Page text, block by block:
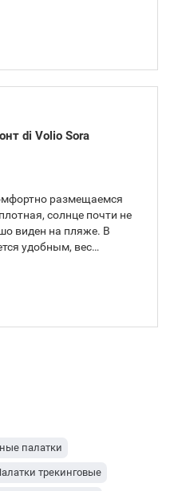
оформили
di Volio Sora
размещаемся
солнце почти не
виден на пляже. В
удобным, вес
палатки
трекинговые